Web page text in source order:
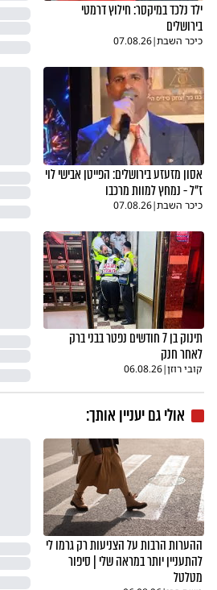
ילד נלכד במיקסר: חילוץ דרמטי
בירושלים
כיכר השבת|
07.08.26
אסון מזעזע בירושלים: הפייטן אבישי לוי
ז"ל - נמחץ למוות מרכבו
כיכר השבת|
07.08.26
תינוק בן 7 חודשים נפטר בבני ברק
לאחר חנק
קובי רוזן|
06.08.26
אולי גם יעניין אותך:
ההערות הרבות על הצניעות רק גרמו לי
להתעניין יותר במראה שלי | סיפור
מטלטל